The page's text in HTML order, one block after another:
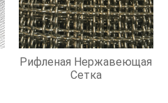
Рифленая Нержавеющая
Сетка